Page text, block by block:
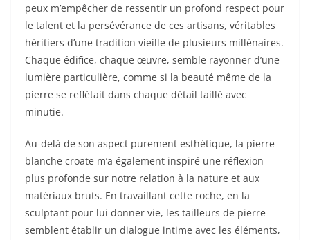
peux m’empêcher de ressentir un profond respect pour
le talent et la persévérance de ces artisans, véritables
héritiers d’une tradition vieille de plusieurs millénaires.
Chaque édifice, chaque œuvre, semble rayonner d’une
lumière particulière, comme si la beauté même de la
pierre se reflétait dans chaque détail taillé avec
minutie.
Au-delà de son aspect purement esthétique, la pierre
blanche croate m’a également inspiré une réflexion
plus profonde sur notre relation à la nature et aux
matériaux bruts. En travaillant cette roche, en la
sculptant pour lui donner vie, les tailleurs de pierre
semblent établir un dialogue intime avec les éléments,